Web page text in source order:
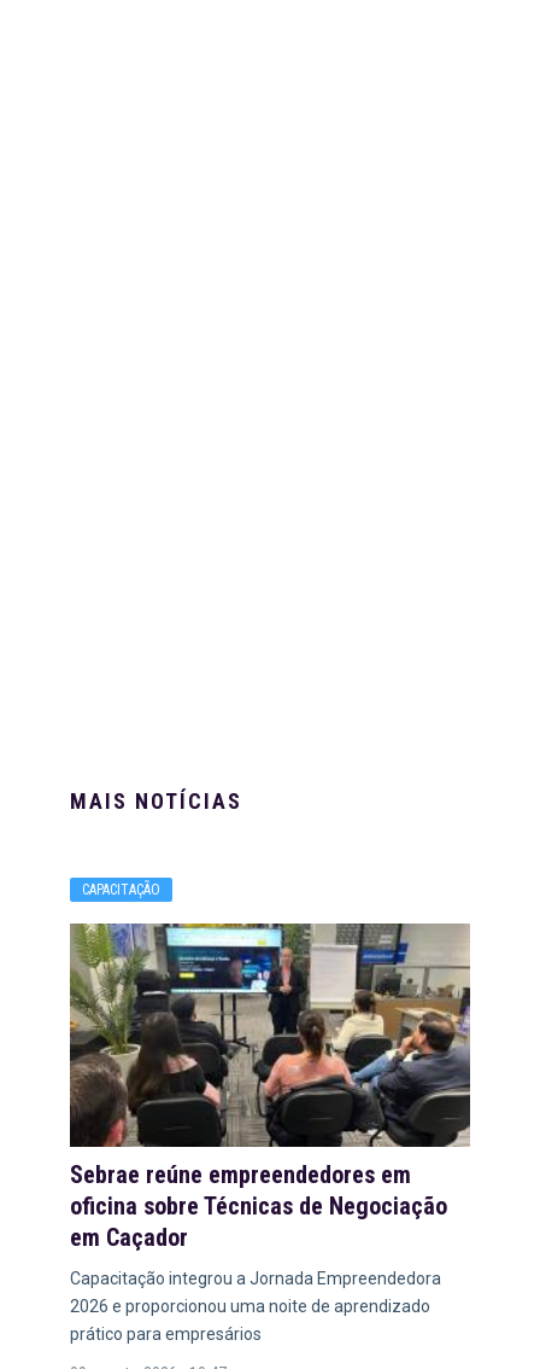
MAIS NOTÍCIAS
CAPACITAÇÃO
Sebrae reúne empreendedores em
oficina sobre Técnicas de Negociação
em Caçador
Capacitação integrou a Jornada Empreendedora
2026 e proporcionou uma noite de aprendizado
prático para empresários